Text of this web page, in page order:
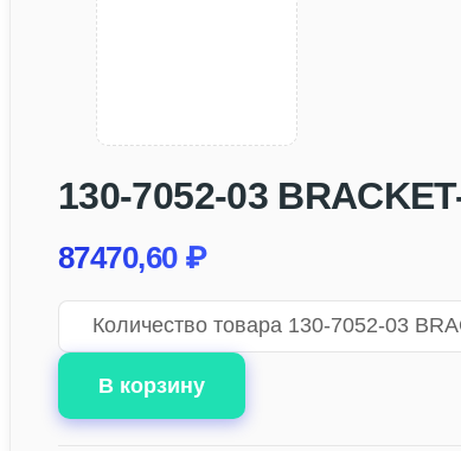
130-7052-03
87470,60 ₽
Количество товара 130-7052-03
В корзину